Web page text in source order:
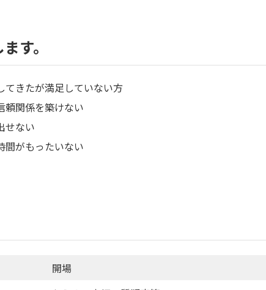
す。
てきたが満足していない方
頼関係を築けない
せない
間がもったいない
開場